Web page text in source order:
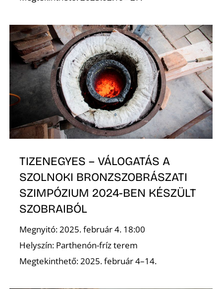
TIZENEGYES – VÁLOGATÁS A
SZOLNOKI BRONZSZOBRÁSZATI
SZIMPÓZIUM 2024-BEN KÉSZÜLT
SZOBRAIBÓL
Megnyitó: 2025. február 4. 18:00
Helyszín: Parthenón-fríz terem
Megtekinthető: 2025. február 4–14.